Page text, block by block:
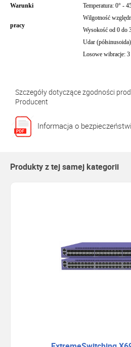
Warunki
pracy
Temperatura: 0° -
Wilgotność
Wysokość od 0 do
Udar
Losowe wibracje:
Szczegóły dotyczące zgodności
Producent
Informacja o
Produkty z tej samej kategorii